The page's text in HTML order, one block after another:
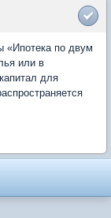
«Ипотека по двум
или в
для